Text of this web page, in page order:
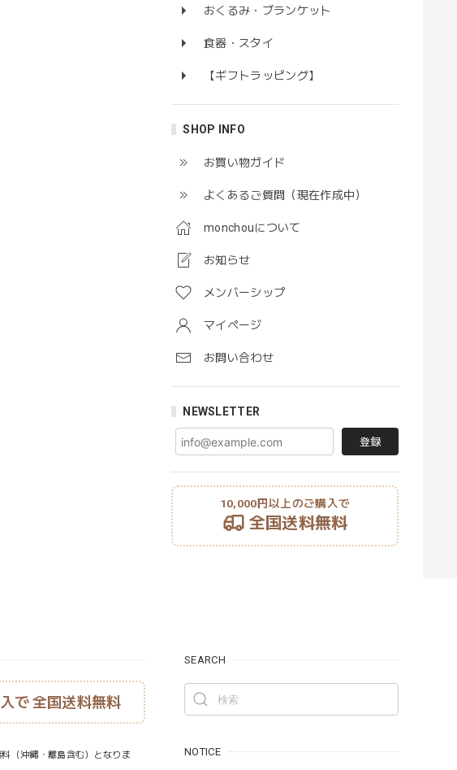
おくるみ・ブランケット
食器・スタイ
【ギフトラッピング】
SHOP INFO
お買い物ガイド
よくあるご質問（現在作成中）
monchouについて
お知らせ
メンバーシップ
マイページ
お問い合わせ
NEWSLETTER
登録
10,000円以上のご購入で
全国送料無料
で全国送料無料
（沖縄・離島含む）となりま
SEARCH
NOTICE